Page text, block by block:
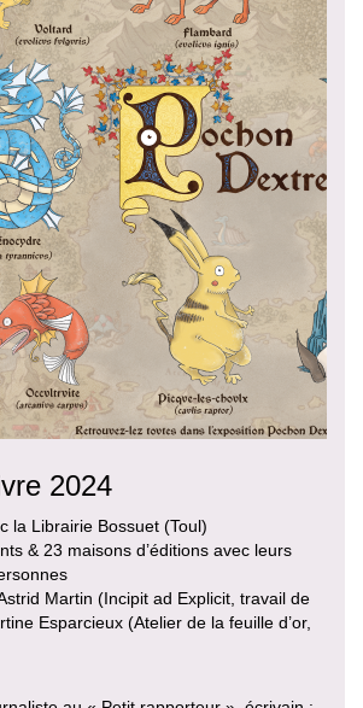
2024
la Librairie Bossuet (Toul)
& 23 maisons d’éditions avec leurs
Martin (Incipit ad Explicit, travail de
Esparcieux (Atelier de la feuille d’or,